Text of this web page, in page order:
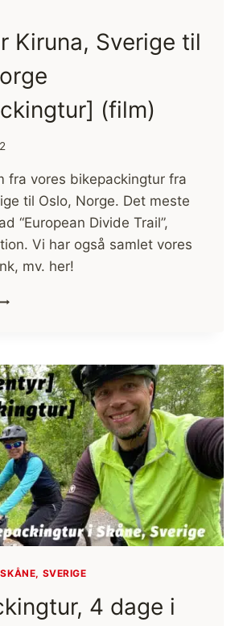
Kiruna, Sverige til
(film)
fra vores bikepackingtur fra
til Oslo, Norge. Det meste
“European Divide Trail”,
Vi har også samlet vores
mv. her!
SKÅNE, SVERIGE
4 dage i